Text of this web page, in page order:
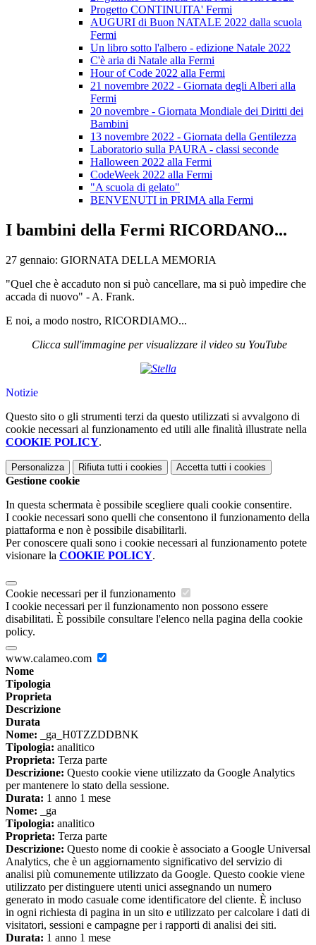
Progetto CONTINUITA' Fermi
AUGURI di Buon NATALE 2022 dalla scuola
Fermi
Un libro sotto l'albero - edizione Natale 2022
C'è aria di Natale alla Fermi
Hour of Code 2022 alla Fermi
21 novembre 2022 - Giornata degli Alberi alla
Fermi
20 novembre - Giornata Mondiale dei Diritti dei
Bambini
13 novembre 2022 - Giornata della Gentilezza
Laboratorio sulla PAURA - classi seconde
Halloween 2022 alla Fermi
CodeWeek 2022 alla Fermi
"A scuola di gelato"
BENVENUTI in PRIMA alla Fermi
I bambini della Fermi RICORDANO...
27 gennaio: GIORNATA DELLA MEMORIA
"Quel che è accaduto non si può cancellare, ma si può impedire che
accada di nuovo" - A. Frank.
E noi, a modo nostro, RICORDIAMO...
Clicca sull'immagine per visualizzare il video su YouTube
Notizie
Questo sito o gli strumenti terzi da questo utilizzati si avvalgono di
cookie necessari al funzionamento ed utili alle finalità illustrate nella
COOKIE POLICY.
Personalizza Rifiuta tutti i cookies Accetta tutti i cookies
Gestione cookie
In questa schermata è possibile scegliere quali cookie consentire.
I cookie necessari sono quelli che consentono il funzionamento della
piattaforma e non è possibile disabilitarli.
Per conoscere quali sono i cookie necessari al funzionamento potete
visionare la COOKIE POLICY.
Cookie necessari per il funzionamento
I cookie necessari per il funzionamento non possono essere
disabilitati. È possibile consultare l'elenco nella pagina della cookie
policy.
www.calameo.com
Nome
Tipologia
Proprieta
Descrizione
Durata
Nome: _ga_H0TZZDDBNK
Tipologia: analitico
Proprieta: Terza parte
Descrizione: Questo cookie viene utilizzato da Google Analytics
per mantenere lo stato della sessione.
Durata: 1 anno 1 mese
Nome: _ga
Tipologia: analitico
Proprieta: Terza parte
Descrizione: Questo nome di cookie è associato a Google Universal
Analytics, che è un aggiornamento significativo del servizio di
analisi più comunemente utilizzato da Google. Questo cookie viene
utilizzato per distinguere utenti unici assegnando un numero
generato in modo casuale come identificatore del cliente. È incluso
in ogni richiesta di pagina in un sito e utilizzato per calcolare i dati di
visitatori, sessioni e campagne per i rapporti di analisi dei siti.
Durata: 1 anno 1 mese